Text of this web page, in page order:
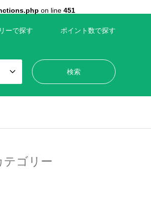
on line 451
ーで探す ポイント数で探す
テゴリー